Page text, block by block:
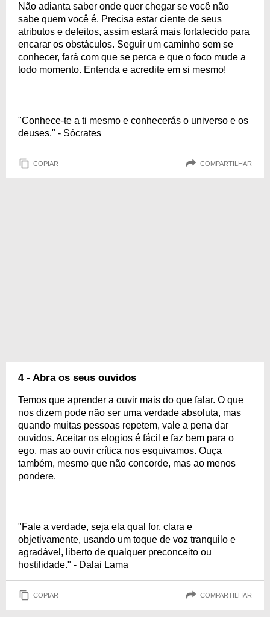
Não adianta saber onde quer chegar se você não
sabe quem você é. Precisa estar ciente de seus
atributos e defeitos, assim estará mais fortalecido para
encarar os obstáculos. Seguir um caminho sem se
conhecer, fará com que se perca e que o foco mude a
todo momento. Entenda e acredite em si mesmo!
"Conhece-te a ti mesmo e conhecerás o universo e os
deuses." - Sócrates
COPIAR COMPARTILHAR
4 - Abra os seus ouvidos
Temos que aprender a ouvir mais do que falar. O que
nos dizem pode não ser uma verdade absoluta, mas
quando muitas pessoas repetem, vale a pena dar
ouvidos. Aceitar os elogios é fácil e faz bem para o
ego, mas ao ouvir crítica nos esquivamos. Ouça
também, mesmo que não concorde, mas ao menos
pondere.
"Fale a verdade, seja ela qual for, clara e
objetivamente, usando um toque de voz tranquilo e
agradável, liberto de qualquer preconceito ou
hostilidade." - Dalai Lama
COPIAR COMPARTILHAR